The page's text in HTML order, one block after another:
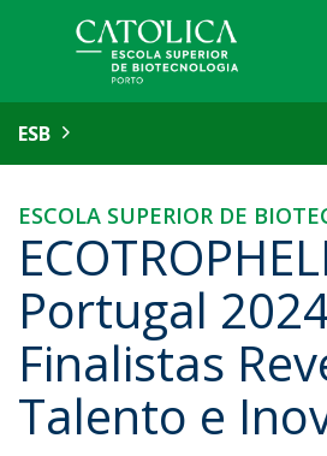
ESB
ESCOLA SUPERIOR DE
Portugal
Finalistas
Talento e